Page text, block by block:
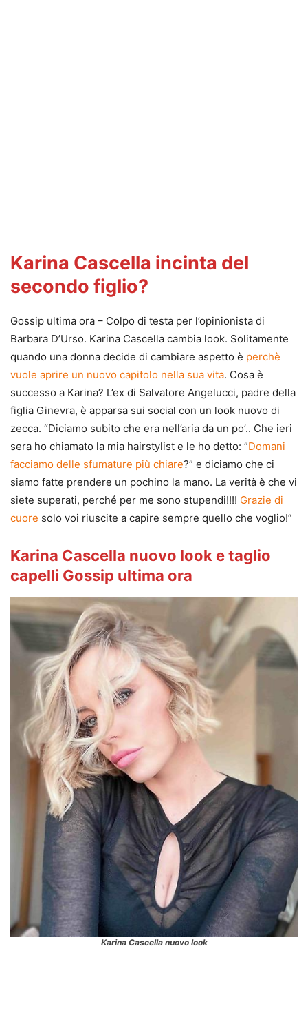
Karina Cascella incinta del
secondo figlio?
Gossip ultima ora – Colpo di testa per l’opinionista di
Barbara D’Urso. Karina Cascella cambia look. Solitamente
quando una donna decide di cambiare aspetto è perchè
vuole aprire un nuovo capitolo nella sua vita. Cosa è
successo a Karina? L’ex di Salvatore Angelucci, padre della
figlia Ginevra, è apparsa sui social con un look nuovo di
zecca. “Diciamo subito che era nell’aria da un po’.. Che ieri
sera ho chiamato la mia hairstylist e le ho detto: ”Domani
facciamo delle sfumature più chiare?” e diciamo che ci
siamo fatte prendere un pochino la mano. La verità è che vi
siete superati, perché per me sono stupendi!!!! Grazie di
cuore solo voi riuscite a capire sempre quello che voglio!”
Karina Cascella nuovo look e taglio
capelli Gossip ultima ora
Karina Cascella nuovo look